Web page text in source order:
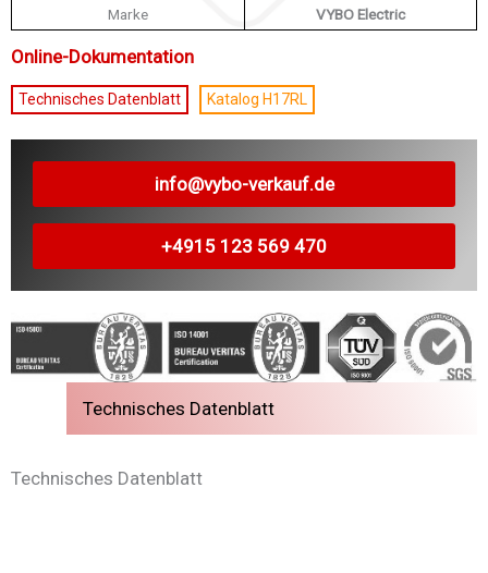
Marke
VYBO Electric
Online-Dokumentation
Technisches Datenblatt Katalog H17RL
info@vybo-verkauf.de
+4915 123 569 470
Technisches Datenblatt
Technisches Datenblatt